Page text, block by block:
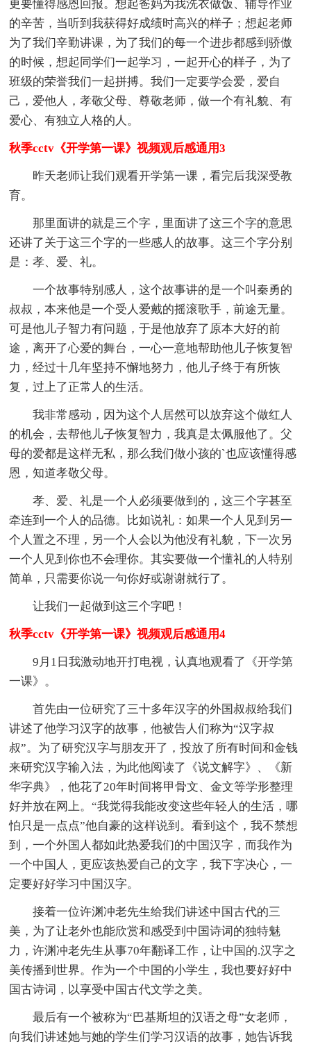
更要懂得感恩回报。想起爸妈为我洗衣做饭、辅导作业
的辛苦，当听到我获得好成绩时高兴的样子；想起老师
为了我们辛勤讲课，为了我们的每一个进步都感到骄傲
的时候，想起同学们一起学习，一起开心的样子，为了
班级的荣誉我们一起拼搏。我们一定要学会爱，爱自
己，爱他人，孝敬父母、尊敬老师，做一个有礼貌、有
爱心、有独立人格的人。
秋季cctv《开学第一课》视频观后感通用3
昨天老师让我们观看开学第一课，看完后我深受教
育。
那里面讲的就是三个字，里面讲了这三个字的意思
还讲了关于这三个字的一些感人的故事。这三个字分别
是：孝、爱、礼。
一个故事特别感人，这个故事讲的是一个叫秦勇的
叔叔，本来他是一个受人爱戴的摇滚歌手，前途无量。
可是他儿子智力有问题，于是他放弃了原本大好的前
途，离开了心爱的舞台，一心一意地帮助他儿子恢复智
力，经过十几年坚持不懈地努力，他儿子终于有所恢
复，过上了正常人的生活。
我非常感动，因为这个人居然可以放弃这个做红人
的机会，去帮他儿子恢复智力，我真是太佩服他了。父
母的爱都是这样无私，那么我们做小孩的`也应该懂得感
恩，知道孝敬父母。
孝、爱、礼是一个人必须要做到的，这三个字甚至
牵连到一个人的品德。比如说礼：如果一个人见到另一
个人置之不理，另一个人会以为他没有礼貌，下一次另
一个人见到你也不会理你。其实要做一个懂礼的人特别
简单，只需要你说一句你好或谢谢就行了。
让我们一起做到这三个字吧！
秋季cctv《开学第一课》视频观后感通用4
9月1日我激动地开打电视，认真地观看了《开学第
一课》。
首先由一位研究了三十多年汉字的外国叔叔给我们
讲述了他学习汉字的故事，他被告人们称为“汉字叔
叔”。为了研究汉字与朋友开了，投放了所有时间和金钱
来研究汉字输入法，为此他阅读了《说文解字》、《新
华字典》，他花了20年时间将甲骨文、金文等学形整理
好并放在网上。“我觉得我能改变这些年轻人的生活，哪
怕只是一点点”他自豪的这样说到。看到这个，我不禁想
到，一个外国人都如此热爱我们的中国汉字，而我作为
一个中国人，更应该热爱自己的文字，我下字决心，一
定要好好学习中国汉字。
接着一位许渊冲老先生给我们讲述中国古代的三
美，为了让老外也能欣赏和感受到中国诗词的独特魅
力，许渊冲老先生从事70年翻译工作，让中国的.汉字之
美传播到世界。作为一个中国的小学生，我也要好好中
国古诗词，以享受中国古代文学之美。
最后有一个被称为“巴基斯坦的汉语之母”女老师，
向我们讲述她与她的学生们学习汉语的故事，她告诉我